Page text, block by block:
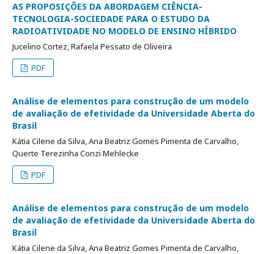
AS PROPOSIÇÕES DA ABORDAGEM CIÊNCIA-
TECNOLOGIA-SOCIEDADE PARA O ESTUDO DA
RADIOATIVIDADE NO MODELO DE ENSINO HÍBRIDO
Jucelino Cortez, Rafaela Pessato de Oliveira
PDF
Análise de elementos para construção de um modelo
de avaliação de efetividade da Universidade Aberta do
Brasil
Kátia Cilene da Silva, Ana Beatriz Gomes Pimenta de Carvalho,
Querte Terezinha Conzi Mehlecke
PDF
Análise de elementos para construção de um modelo
de avaliação de efetividade da Universidade Aberta do
Brasil
Kátia Cilene da Silva, Ana Beatriz Gomes Pimenta de Carvalho,